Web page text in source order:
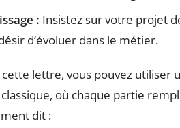
: Insistez sur votre projet
d’évoluer dans le métier.
lettre, vous pouvez utiliser
où chaque partie
dit :